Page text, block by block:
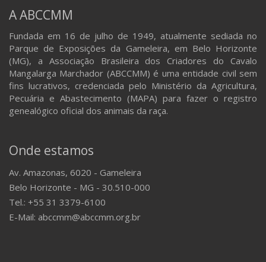
A ABCCMM
Fundada em 16 de julho de 1949, atualmente sediada no
Parque de Exposições da Gameleira, em Belo Horizonte
(MG), a Associação Brasileira dos Criadores do Cavalo
Mangalarga Marchador (ABCCMM) é uma entidade civil sem
fins lucrativos, credenciada pelo Ministério da Agricultura,
Pecuária e Abastecimento (MAPA) para fazer o registro
genealógico oficial dos animais da raça.
Onde estamos
Av. Amazonas, 6020 - Gameleira
Belo Horizonte - MG - 30.510-000
Tel.: +55 31 3379-6100
E-Mail: abccmm@abccmm.org.br